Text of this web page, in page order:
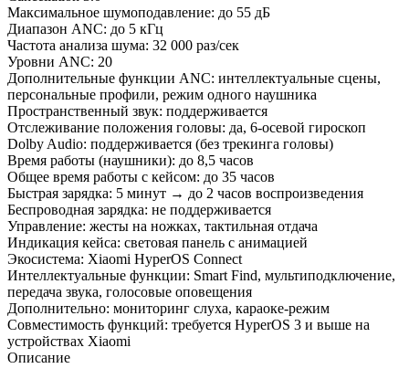
Максимальное шумоподавление: до 55 дБ
Диапазон ANC: до 5 кГц
Частота анализа шума: 32 000 раз/сек
Уровни ANC: 20
Дополнительные функции ANC: интеллектуальные сцены,
персональные профили, режим одного наушника
Пространственный звук: поддерживается
Отслеживание положения головы: да, 6-осевой гироскоп
Dolby Audio: поддерживается (без трекинга головы)
Время работы (наушники): до 8,5 часов
Общее время работы с кейсом: до 35 часов
Быстрая зарядка: 5 минут → до 2 часов воспроизведения
Беспроводная зарядка: не поддерживается
Управление: жесты на ножках, тактильная отдача
Индикация кейса: световая панель с анимацией
Экосистема: Xiaomi HyperOS Connect
Интеллектуальные функции: Smart Find, мультиподключение,
передача звука, голосовые оповещения
Дополнительно: мониторинг слуха, караоке-режим
Совместимость функций: требуется HyperOS 3 и выше на
устройствах Xiaomi
Описание